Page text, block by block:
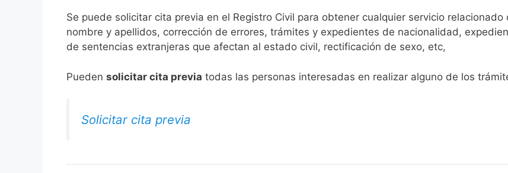
Se puede solicitar cita previa en el Registro Civil para obtener cualquier servicio
nombre y apellidos, corrección de errores, trámites y expedientes de nacionalidad,
de sentencias extranjeras que afectan al estado civil, rectificación de sexo, etc,
​Pueden solicitar cita previa todas las personas interesadas en realizar alguno de los
Solicitar cita previa